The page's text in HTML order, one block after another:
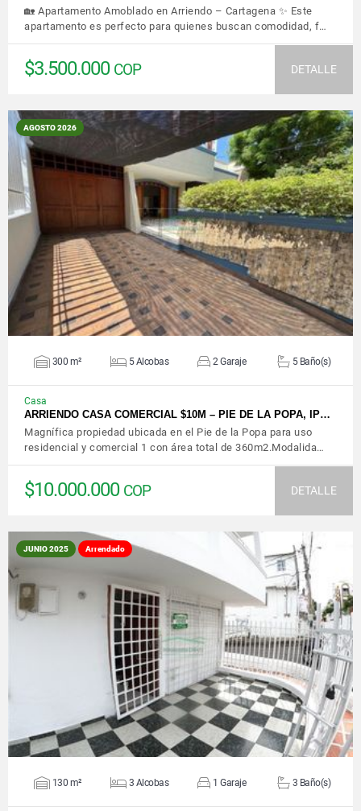
🏡 Apartamento Amoblado en Arriendo – Cartagena ✨ Este
apartamento es perfecto para quienes buscan comodidad, f…
$3.500.000 COP DETALLE
AGOSTO 2026
VER DETALLES
300 m² 5 Alcobas 2 Garaje 5 Baño(s)
Casa
ARRIENDO CASA COMERCIAL $10M – PIE DE LA POPA, IP…
Magnífica propiedad ubicada en el Pie de la Popa para uso
residencial y comercial 1 con área total de 360m2.Modalida…
$10.000.000 COP DETALLE
JUNIO 2025 Arrendado
VER DETALLES
130 m² 3 Alcobas 1 Garaje 3 Baño(s)